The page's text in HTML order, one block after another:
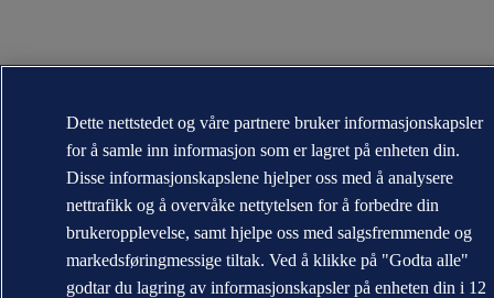
Dette nettstedet og våre partnere bruker informasjonskapsler
for å samle inn informasjon som er lagret på enheten din.
Disse informasjonskapslene hjelper oss med å analysere
nettrafikk og å overvåke nettytelsen for å forbedre din
brukeropplevelse, samt hjelpe oss med salgsfremmende og
markedsføringmessige tiltak. Ved å klikke på "Godta alle"
godtar du lagring av informasjonskapsler på enheten din i 12